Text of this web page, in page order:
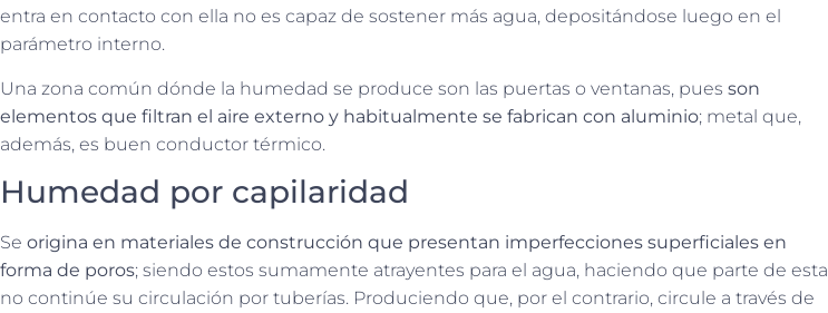
entra en contacto con ella no es capaz de sostener más agua, depositándose luego en el
parámetro interno.
Una zona común dónde la humedad se produce son las puertas o ventanas, pues son
elementos que filtran el aire externo y habitualmente se fabrican con aluminio; metal que,
además, es buen conductor térmico.
Humedad por capilaridad
Se origina en materiales de construcción que presentan imperfecciones superficiales en
forma de poros; siendo estos sumamente atrayentes para el agua, haciendo que parte de esta
no continúe su circulación por tuberías. Produciendo que, por el contrario, circule a través de